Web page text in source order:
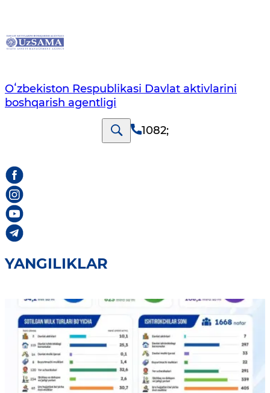
Oʻzbekiston Respublikasi Davlat aktivlarini
boshqarish agentligi
1082;
YANGILIKLAR